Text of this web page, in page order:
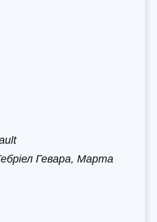
Гевара, Марта